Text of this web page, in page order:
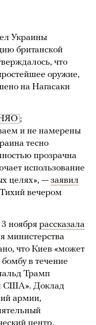
Украины
британской
что
оружие,
на Нагасаки
;
и не намерены
тесно
прозрачна
использование
целях», — заявил
вечером
ноября рассказала
министерства
что Киев «может
в течение
Трамп
США». Доклад
армии,